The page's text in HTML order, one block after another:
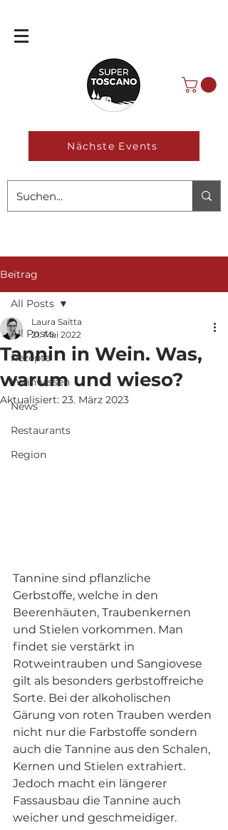
Nächste Events
Beitrag
All Posts
Rezepte
Weinwissen
News
Restaurants
Region
All Posts
Tannin in Wein. Was,
warum und wieso?
Laura Saitta
21. Mai 2022
Aktualisiert: 23. März 2023
Tannine sind pflanzliche
Gerbstoffe, welche in den
Beerenhäuten, Traubenkernen
und Stielen vorkommen. Man
findet sie verstärkt in
Rotweintrauben und Sangiovese
gilt als besonders gerbstoffreiche
Sorte. Bei der alkoholischen
Gärung von roten Trauben werden
nicht nur die Farbstoffe sondern
auch die Tannine aus den Schalen,
Kernen und Stielen extrahiert.
Jedoch macht ein längerer
Fassausbau die Tannine auch
weicher und geschmeidiger.